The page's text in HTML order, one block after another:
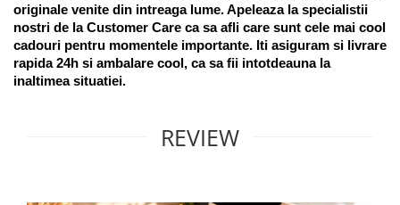
originale venite din intreaga lume. Apeleaza la specialistii
nostri de la Customer Care ca sa afli care sunt cele mai cool
cadouri pentru momentele importante. Iti asiguram si livrare
rapida 24h si ambalare cool, ca sa fii intotdeauna la
inaltimea situatiei.
REVIEW